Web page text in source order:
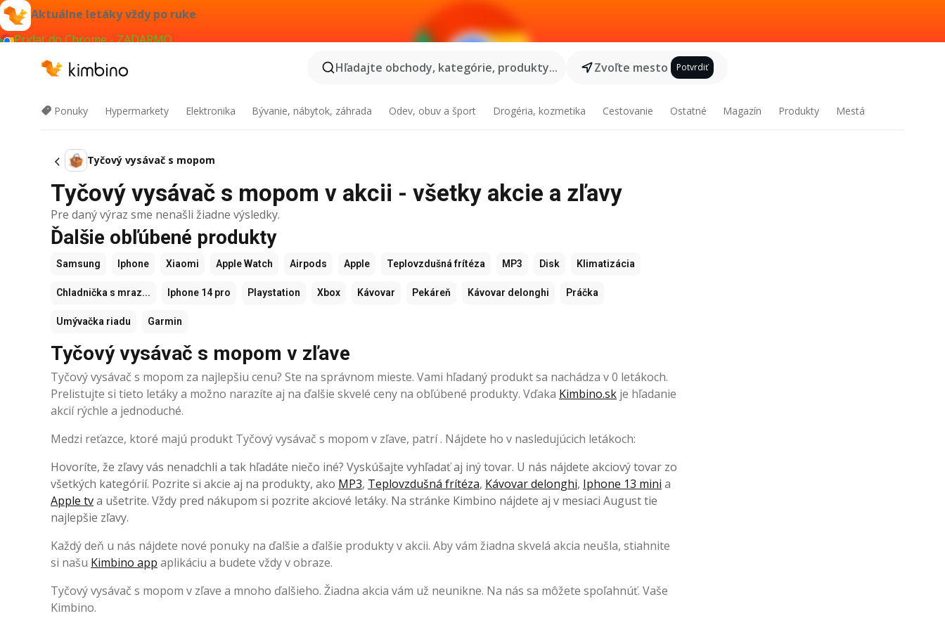
Aktuálne letáky vždy po ruke
Pridať do Chrome - ZADARMO
Hľadajte obchody, kategórie, produkty...
Zvoľte mesto Potvrdiť
Ponuky Hypermarkety Elektronika Bývanie, nábytok, záhrada Odev, obuv a šport Drogéria, kozmetika Cestovanie Ostatné Magazín Produkty Mestá
Tyčový vysávač s mopom
Tyčový vysávač s mopom v akcii - všetky akcie a zľavy
Pre daný výraz sme nenašli žiadne výsledky.
Ďalšie obľúbené produkty
Samsung Iphone Xiaomi Apple Watch Airpods Apple Teplovzdušná frítéza MP3 Disk Klimatizácia
Chladnička s mraz... Iphone 14 pro Playstation Xbox Kávovar Pekáreň Kávovar delonghi Práčka
Umývačka riadu Garmin
Tyčový vysávač s mopom v zľave
Tyčový vysávač s mopom za najlepšiu cenu? Ste na správnom mieste. Vami hľadaný produkt sa nachádza v 0 letákoch.
Prelistujte si tieto letáky a možno narazíte aj na ďalšie skvelé ceny na obľúbené produkty. Vďaka Kimbino.sk je hľadanie
akcií rýchle a jednoduché.
Medzi reťazce, ktoré majú produkt Tyčový vysávač s mopom v zľave, patrí . Nájdete ho v nasledujúcich letákoch:
Hovoríte, že zľavy vás nenadchli a tak hľadáte niečo iné? Vyskúšajte vyhľadať aj iný tovar. U nás nájdete akciový tovar zo
všetkých kategórií. Pozrite si akcie aj na produkty, ako MP3, Teplovzdušná frítéza, Kávovar delonghi, Iphone 13 mini a
Apple tva ušetrite. Vždy pred nákupom si pozrite akciové letáky. Na stránke Kimbino nájdete aj v mesiaci August tie
najlepšie zľavy.
Každý deň u nás nájdete nové ponuky na ďalšie a ďalšie produkty v akcii. Aby vám žiadna skvelá akcia neušla, stiahnite
si našu Kimbino app aplikáciu a budete vždy v obraze.
Tyčový vysávač s mopom v zľave a mnoho ďalšieho. Žiadna akcia vám už neunikne. Na nás sa môžete spoľahnúť. Vaše
Kimbino.